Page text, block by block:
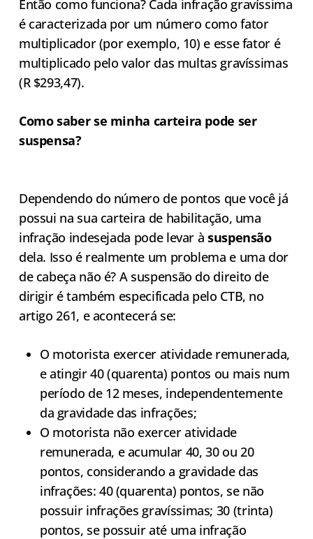
Então como funciona? Cada infração gravíssima
é caracterizada por um número como fator
multiplicador (por exemplo, 10) e esse fator é
multiplicado pelo valor das multas gravíssimas
(R $293,47).
Como saber se minha carteira pode ser
suspensa?
Dependendo do número de pontos que você já
possui na sua carteira de habilitação, uma
infração indesejada pode levar à suspensão
dela. Isso é realmente um problema e uma dor
de cabeça não é? A suspensão do direito de
dirigir é também especificada pelo CTB, no
artigo 261, e acontecerá se:
O motorista exercer atividade remunerada,
e atingir 40 (quarenta) pontos ou mais num
período de 12 meses, independentemente
da gravidade das infrações;
O motorista não exercer atividade
remunerada, e acumular 40, 30 ou 20
pontos, considerando a gravidade das
infrações: 40 (quarenta) pontos, se não
possuir infrações gravíssimas; 30 (trinta)
pontos, se possuir até uma infração